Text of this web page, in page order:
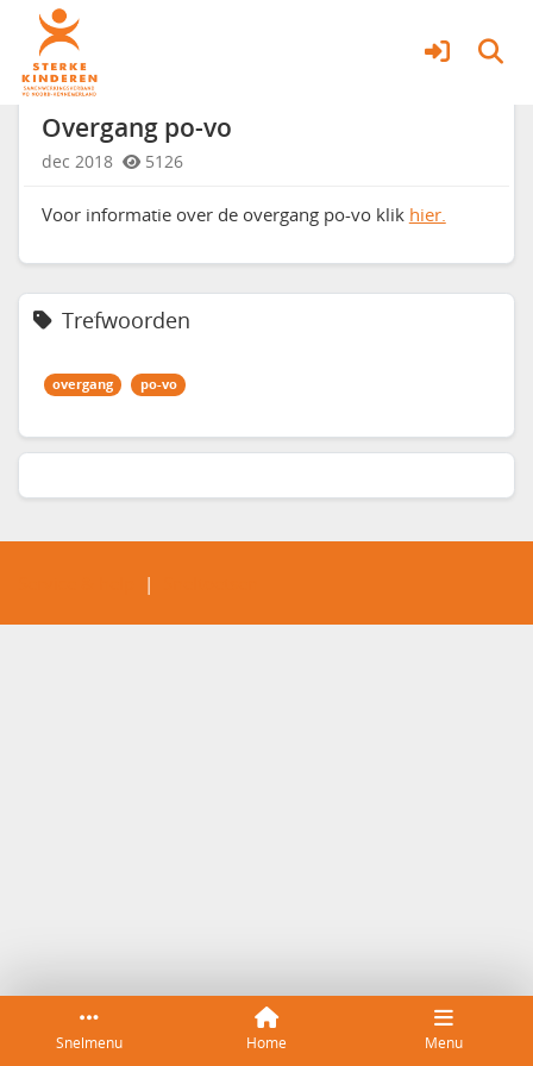
Snelmenu Home Menu
Overgang po-vo
dec 2018 5126
Voor informatie over de overgang po-vo klik hier.
Trefwoorden
overgang po-vo